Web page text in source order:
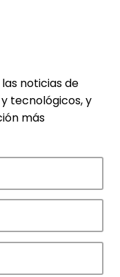
impulsan la
APTE.
noticias de
tecnológicos, y
más